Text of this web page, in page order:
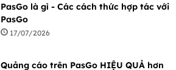
PasGo là gì - Các cách thức hợp tác với
PasGo
17/07/2026
Quảng cáo trên PasGo HIỆU QUẢ hơn